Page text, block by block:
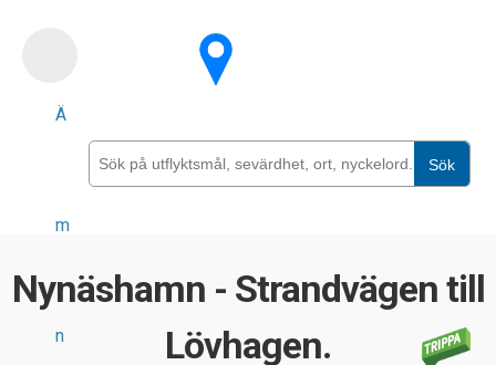
Ä
m
n
Sök
Nynäshamn - Strandvägen till
Lövhagen.